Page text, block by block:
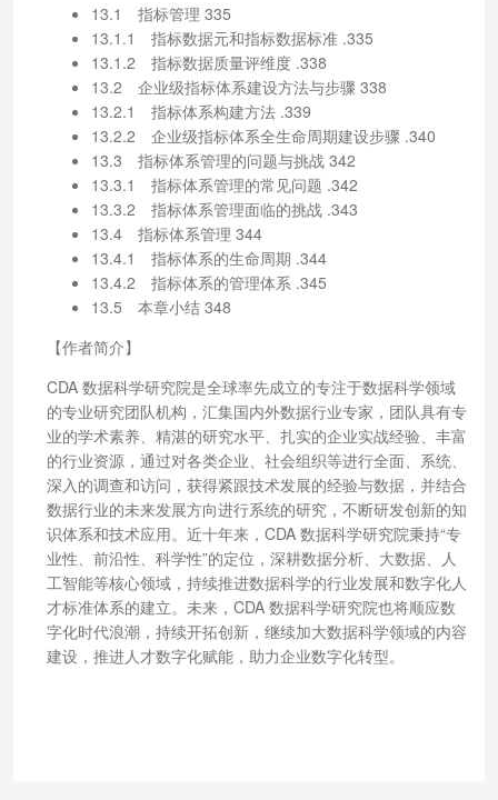
13.1 指标管理 335
13.1.1 指标数据元和指标数据标准 .335
13.1.2 指标数据质量评维度 .338
13.2 企业级指标体系建设方法与步骤 338
13.2.1 指标体系构建方法 .339
13.2.2 企业级指标体系全生命周期建设步骤 .340
13.3 指标体系管理的问题与挑战 342
13.3.1 指标体系管理的常见问题 .342
13.3.2 指标体系管理面临的挑战 .343
13.4 指标体系管理 344
13.4.1 指标体系的生命周期 .344
13.4.2 指标体系的管理体系 .345
13.5 本章小结 348
【作者简介】
CDA 数据科学研究院是全球率先成立的专注于数据科学领域
的专业研究团队机构，汇集国内外数据行业专家，团队具有专
业的学术素养、精湛的研究水平、扎实的企业实战经验、丰富
的行业资源，通过对各类企业、社会组织等进行全面、系统、
深入的调查和访问，获得紧跟技术发展的经验与数据，并结合
数据行业的未来发展方向进行系统的研究，不断研发创新的知
识体系和技术应用。近十年来，CDA 数据科学研究院秉持“专
业性、前沿性、科学性”的定位，深耕数据分析、大数据、人
工智能等核心领域，持续推进数据科学的行业发展和数字化人
才标准体系的建立。未来，CDA 数据科学研究院也将顺应数
字化时代浪潮，持续开拓创新，继续加大数据科学领域的内容
建设，推进人才数字化赋能，助力企业数字化转型。